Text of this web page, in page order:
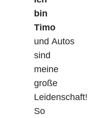
bin
Timo
und Autos
sind
meine
große
Leidenschaft!
So